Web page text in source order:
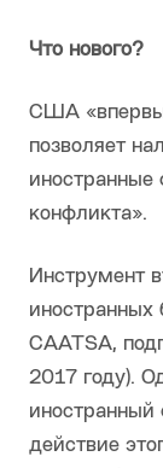
Что нового?
США
позволяет
иностранные
конфликта».
Инструмент
CAATSA,
2017 году).
иностранный
действие